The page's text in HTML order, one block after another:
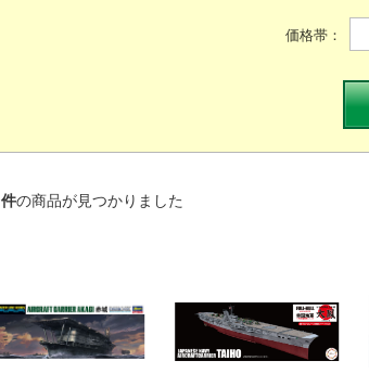
価格帯：
件の商品が見つかりました